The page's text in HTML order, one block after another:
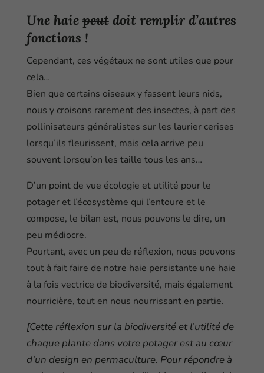
Une haie peutdoit remplir d’autres
fonctions !
Cependant, ces végétaux ne sont utiles que pour
cela…
Bien que certains oiseaux y fassent leurs nids,
nous y croisons rarement des insectes, à part des
pollinisateurs généralistes sur les laurier cerises
lorsqu’ils fleurissent, mais cela arrive peu
souvent lorsqu’on les taille tous les ans…
D’un point de vue écologie et utilité pour le
potager et l’écosystème qui l’entoure et le
compose, le bilan est, nous pouvons le dire, un
peu médiocre.
Pourtant, avec un peu de réflexion, nous pouvons
tout à fait faire de notre haie persistante une haie
à la fois vectrice de biodiversité, mais également
nourricière, tout en nous nourrissant en partie.
[Cette réflexion sur la biodiversité et l’utilité de
chaque plante dans votre potager est au cœur
d’un design en permaculture. Pour répondre à